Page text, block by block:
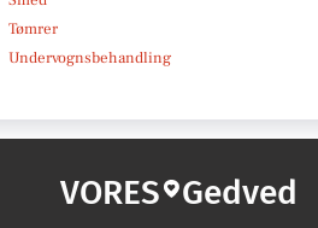
Tømrer
Undervognsbehandling
VORES Gedved